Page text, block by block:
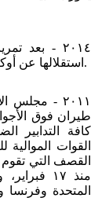
٢٠١٤ - بعد
استقلالها عن أوكرانيا وتبدأ عملية الانضمام إلى الاتحاد الروسي.
٢٠١١ -
طيران فوق
كافة التدابير
القوات
القصف التي تقوم
منذ ١٧